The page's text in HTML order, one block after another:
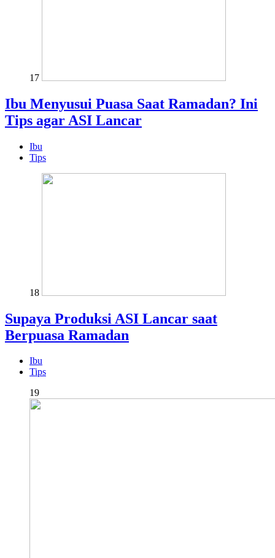
17
Ibu Menyusui Puasa Saat Ramadan? Ini
Tips agar ASI Lancar
Ibu
Tips
18
Supaya Produksi ASI Lancar saat
Berpuasa Ramadan
Ibu
Tips
19